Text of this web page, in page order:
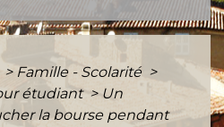
> Famille - Scolarité >
étudiant > Un
la bourse pendant